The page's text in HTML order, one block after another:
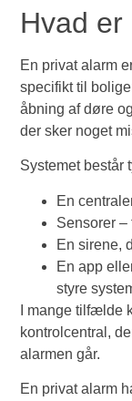
Hvad
En privat alarm
specifikt til
åbning af døre
der sker noget
Systemet består
En
Sensorer
En sirene,
En app
styre
I mange tilfælde
kontrolcentral,
alarmen går.
En privat alarm